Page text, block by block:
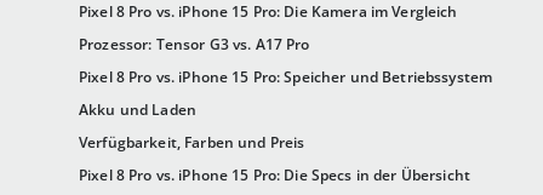
Pixel 8 Pro vs. iPhone 15 Pro: Die Kamera im Vergleich
Prozessor: Tensor G3 vs. A17 Pro
Pixel 8 Pro vs. iPhone 15 Pro: Speicher und Betriebssystem
Akku und Laden
Verfügbarkeit, Farben und Preis
Pixel 8 Pro vs. iPhone 15 Pro: Die Specs in der Übersicht